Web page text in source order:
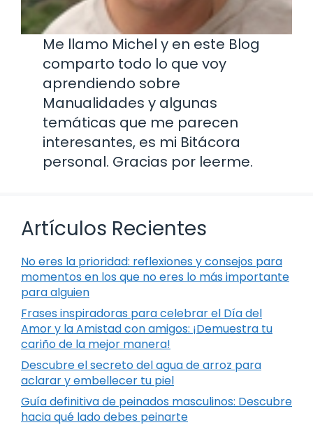
Me llamo Michel y en este Blog
comparto todo lo que voy
aprendiendo sobre
Manualidades y algunas
temáticas que me parecen
interesantes, es mi Bitácora
personal. Gracias por leerme.
Artículos Recientes
No eres la prioridad: reflexiones y consejos para
momentos en los que no eres lo más importante
para alguien
Frases inspiradoras para celebrar el Día del
Amor y la Amistad con amigos: ¡Demuestra tu
cariño de la mejor manera!
Descubre el secreto del agua de arroz para
aclarar y embellecer tu piel
Guía definitiva de peinados masculinos: Descubre
hacia qué lado debes peinarte